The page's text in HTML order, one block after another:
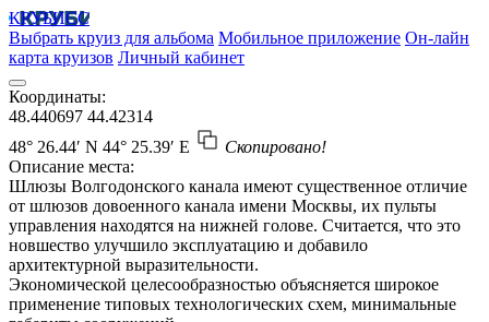
КРУБИСС
Выбрать круиз для альбома Мобильное приложение Он-лайн
карта круизов Личный кабинет
Координаты:
48.440697 44.42314
48° 26.44′ N 44° 25.39′ E
Скопировано!
Описание места:
Шлюзы Волгодонского канала имеют существенное отличие
от шлюзов довоенного канала имени Москвы, их пульты
управления находятся на нижней голове. Считается, что это
новшество улучшило эксплуатацию и добавило
архитектурной выразительности.
Экономической целесообразностью объясняется широкое
применение типовых технологических схем, минимальные